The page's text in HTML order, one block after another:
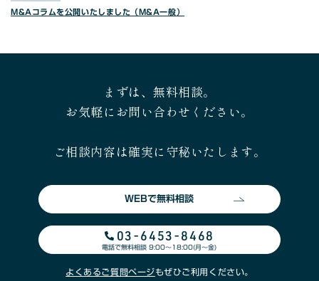
M&Aコラムを公開いたしました（M&A一般）
まずは、無料相談。
お気軽にお問い合わせください。
ご相談内容は確実に守秘いたします。
WEBで無料相談
03-6453-8468
電話で無料相談 9:00〜18:00(月〜金)
よくあるご質問ページもぜひご利用ください。